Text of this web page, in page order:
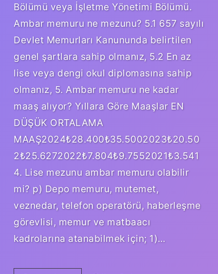
Bölümü veya İşletme Yönetimi Bölümü.
Ambar memuru ne mezunu? 5.1 657 sayılı
Devlet Memurları Kanununda belirtilen
genel şartlara sahip olmanız, 5.2 En az
lise veya dengi okul diplomasına sahip
olmanız, 5. Ambar memuru ne kadar
maaş alıyor? Yıllara Göre Maaşlar EN
DÜŞÜK ORTALAMA
MAAŞ2024₺28.400₺35.5002023₺20.50
2₺25.6272022₺7.804₺9.7552021₺3.541
4. Lise mezunu ambar memuru olabilir
mi? p) Depo memuru, mutemet,
veznedar, telefon operatörü, haberleşme
görevlisi, memur ve matbaacı
kadrolarına atanabilmek için; 1)…